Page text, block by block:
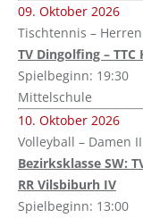
09. Oktober 2026
Tischtennis –
TV Dingolfing – TTC
Spielbeginn: 19:30
Mittelschule
10. Oktober 2026
Volleyball – Damen
Bezirksklasse SW:
RR Vilsbiburh IV
Spielbeginn: 13:00